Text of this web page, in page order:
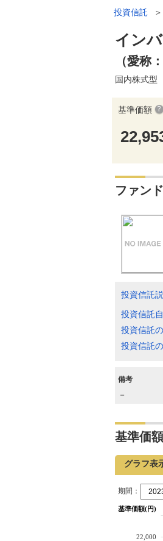
投資信託 ＞
イン
（愛称
国内株式型
基準価額
ファン
投資信託
投資信託
投資信託
投資信託
備考
－
基準価
グラフ表
期間：
基準価額(円)
22,000